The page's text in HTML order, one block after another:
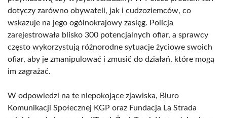
dotyczy zarówno obywateli, jak i cudzoziemców, co
wskazuje na jego ogólnokrajowy zasięg. Policja
zarejestrowała blisko 300 potencjalnych ofiar, a sprawcy
często wykorzystują różnorodne sytuacje życiowe swoich
ofiar, aby je zmanipulować i zmusić do działań, które mogą
im zagrażać.
W odpowiedzi na te niepokojące zjawiska, Biuro
Komunikacji Społecznej KGP oraz Fundacja La Strada